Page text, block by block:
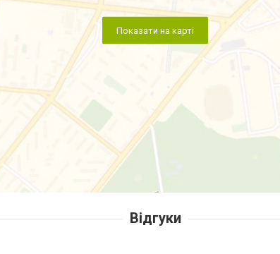
Показати на карті
Відгуки